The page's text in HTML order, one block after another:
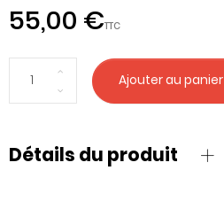
55,00 €TTC
Ajouter au panier
Détails du produit